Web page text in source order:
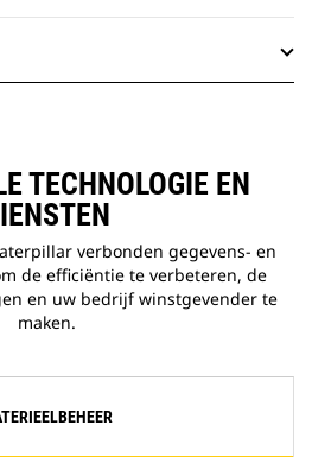
TECHNOLOGIE EN
verbonden gegevens- en
de efficiëntie te verbeteren, de
en uw bedrijf winstgevender te
maken.